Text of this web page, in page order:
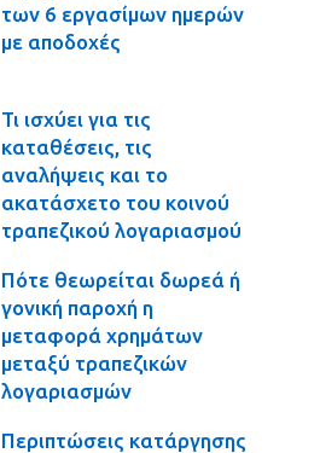
των 6 εργασίμων ημερών
με αποδοχές
Τι ισχύει για τις
καταθέσεις, τις
αναλήψεις και το
ακατάσχετο του κοινού
τραπεζικού λογαριασμού
Πότε θεωρείται δωρεά ή
γονική παροχή η
μεταφορά χρημάτων
μεταξύ τραπεζικών
λογαριασμών
Περιπτώσεις κατάργησης